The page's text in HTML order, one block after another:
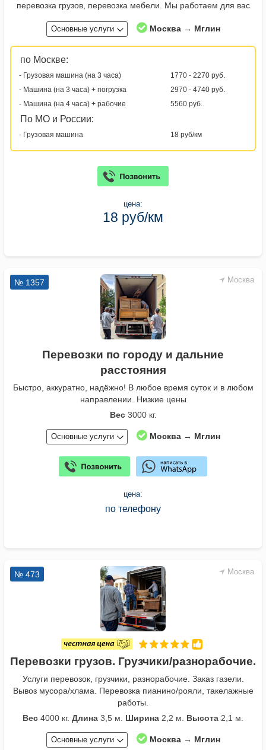
перевозка грузов, перевозка мебели. Мы работаем для вас
Основные услуги Москва → Мглин
по Москве:
- Грузовая машина (на 3 часа)
1770 - 2270 руб.
- Машина (на 3 часа) + погрузка
2970 - 4740 руб.
- Машина (на 4 часа) + рабочие
5560 руб.
По МО и России:
- Грузовая машина 18 руб/км
цена:
18 руб/км
Москва
№ 1357
Перевозки по городу и дальние
расстояния
Быстро, аккуратно, надёжно! В любое время суток и в любом
направлении. Низкие цены
Вес3000 кг.
Основные услуги Москва → Мглин
цена:
по телефону
Москва
№ 473
Перевозки грузов. Грузчики/разнорабочие.
Услуги перевозок, грузчики, разнорабочие. Заказ газели.
Вывоз мусора/хлама. Перевозка пианино/рояли, такелажные
работы.
Вес 4000 кг. Длина 3,5 м. Ширина 2,2 м. Высота 2,1 м.
Основные услуги Москва → Мглин